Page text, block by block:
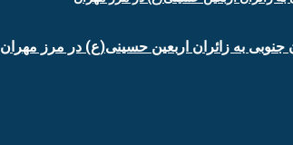
به زائران اربعین حسینی(ع) در مرز مهران